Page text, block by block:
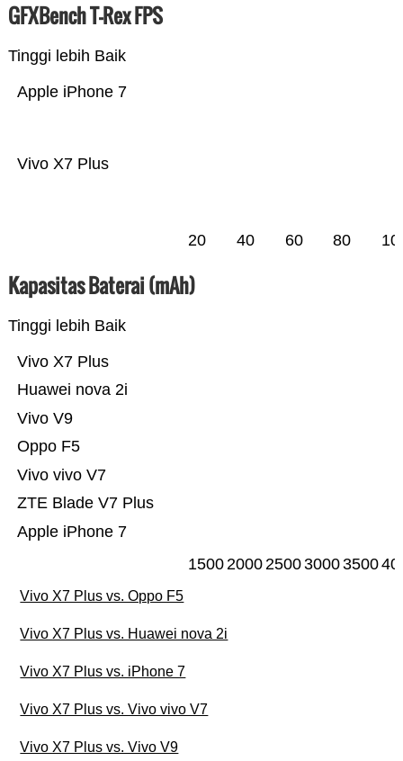
GFXBench T-Rex FPS
Tinggi lebih Baik
Vivo X7 Plus
Apple iPhone 7
20 40 60 80
Kapasitas Baterai (mAh)
Tinggi lebih Baik
Apple iPhone 7
ZTE Blade V7 Plus
Vivo vivo V7
Oppo F5
Vivo V9
Huawei nova 2i
Vivo X7 Plus
15002000250030003500
Vivo X7 Plus vs. Oppo F5
Vivo X7 Plus vs. Huawei nova 2i
Vivo X7 Plus vs. iPhone 7
Vivo X7 Plus vs. Vivo vivo V7
Vivo X7 Plus vs. Vivo V9